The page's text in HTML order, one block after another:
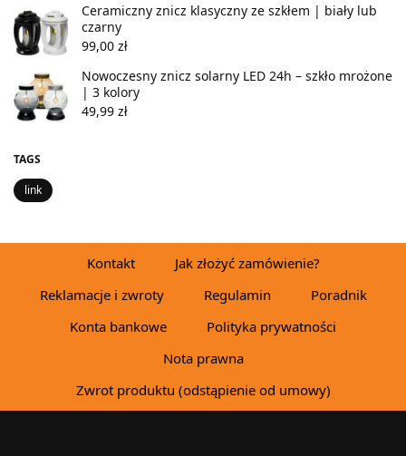
Ceramiczny znicz klasyczny ze szkłem | biały lub
czarny
99,00 zł
Nowoczesny znicz solarny LED 24h – szkło mrożone
| 3 kolory
49,99 zł
TAGS
link
Kontakt
Jak złożyć zamówienie?
Reklamacje i zwroty
Regulamin
Poradnik
Konta bankowe
Polityka prywatności
Nota prawna
Zwrot produktu (odstąpienie od umowy)